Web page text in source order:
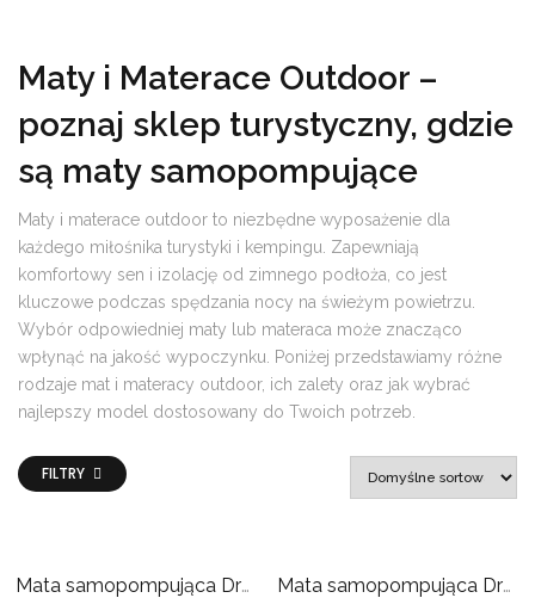
Maty i Materace Outdoor –
poznaj sklep turystyczny, gdzie
są maty samopompujące
Maty i materace outdoor to niezbędne wyposażenie dla
każdego miłośnika turystyki i kempingu. Zapewniają
komfortowy sen i izolację od zimnego podłoża, co jest
kluczowe podczas spędzania nocy na świeżym powietrzu.
Wybór odpowiedniej maty lub materaca może znacząco
wpłynąć na jakość wypoczynku. Poniżej przedstawiamy różne
rodzaje mat i materacy outdoor, ich zalety oraz jak wybrać
najlepszy model dostosowany do Twoich potrzeb.
FILTRY
Mata samopompująca Dreamcatcher Outwell 100 mm Mata samopompująca Dreamcatcher Outwell 50 mm